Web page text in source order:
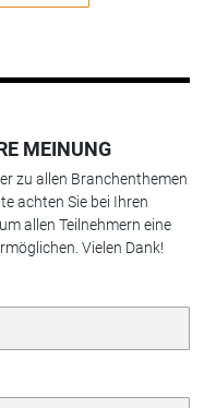
MEINUNG
zu allen Branchenthemen
achten Sie bei Ihren
allen Teilnehmern eine
Vielen Dank!